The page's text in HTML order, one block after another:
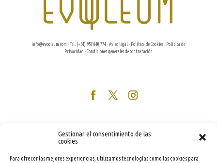
Gestionar el consentimiento de las
cookies
Para ofrecer las mejores experiencias, utilizamos tecnologías como las cookies para
info@evooleum.com · Tel. (+34) 957 040 774 ·Aviso legal · Política de Cookies· Política de
Privacidad ·Condiciones generales de contratación